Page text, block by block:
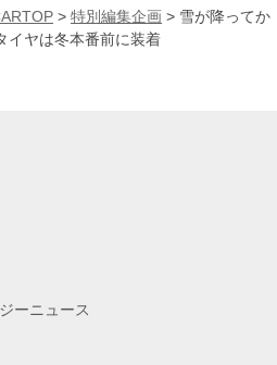
> 特別編集企画 > 雪が降ってか
ヤは冬本番前に装着
ーニュース